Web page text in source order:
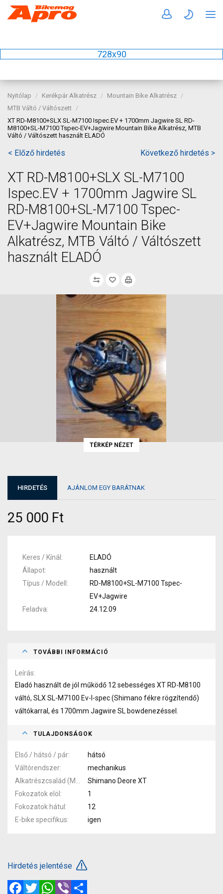
728x90
Nyitólap Kerékpár Alkatrész
Mountain Bike Alkatrész
MTB Váltó / Váltószett
XT RD-M8100+SLX SL-M7100 Ispec.EV + 1700mm Jagwire SL RD-
M8100+SL-M7100 Tspec-EV+Jagwire Mountain Bike Alkatrész, MTB
Váltó / Váltószett használt ELADÓ
< Előző hirdetés Következő hirdetés >
XT RD-M8100+SLX SL-M7100
Ispec.EV + 1700mm Jagwire SL
RD-M8100+SL-M7100 Tspec-
EV+Jagwire Mountain Bike
Alkatrész, MTB Váltó / Váltószett
használt ELADÓ
TÉRKÉP NÉZET
HIRDETÉS AJÁNLOM EGY BARÁTNAK
25 000 Ft
Keres / Kínál
ELADÓ
Állapot
használt
Típus / Modell
RD-M8100+SL-M7100 Tspec-
EV+Jagwire
Feladva
24.12.09
TOVÁBBI INFORMÁCIÓ
Leírás
Eladó használt de jól működő 12 sebességes XT RD-M8100
váltó, SLX SL-M7100 Ev-I-spec (Shimano fékre rögzítendő)
váltókarral, és 1700mm Jagwire SL bowdenezéssel.
TULAJDONSÁGOK
Első / hátsó / pár
hátsó
Váltórendszer
mechanikus
Shimano Deore XT
Fokozatok elöl
1
Fokozatok hátul
12
E-bike specifikus
igen
Hirdetés jelentése
FacebookTwitterWhatsApp
Viber